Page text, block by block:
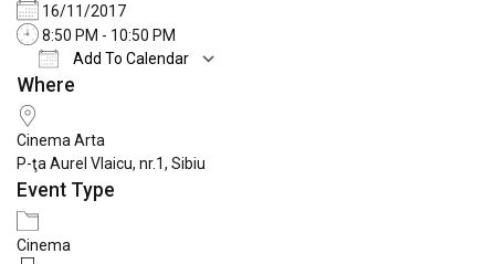
16/11/2017
8:50 PM - 10:50 PM
Add To Calendar
Download ICS
Where
Cinema Arta
P-ţa Aurel Vlaicu, nr.1, Sibiu
Event Type
Cinema